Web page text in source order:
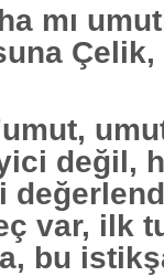
mı
Çelik,
değil,
var, ilk
bu